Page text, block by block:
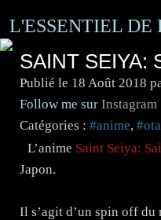
L'ESSENTIEL
SAINT SEIYA:
Publié le 18 Août 2018
Follow me sur Instagram
Catégories : #anime,
L’anime Saint Seiya:
Japon.
Il s’agit d’un spin off